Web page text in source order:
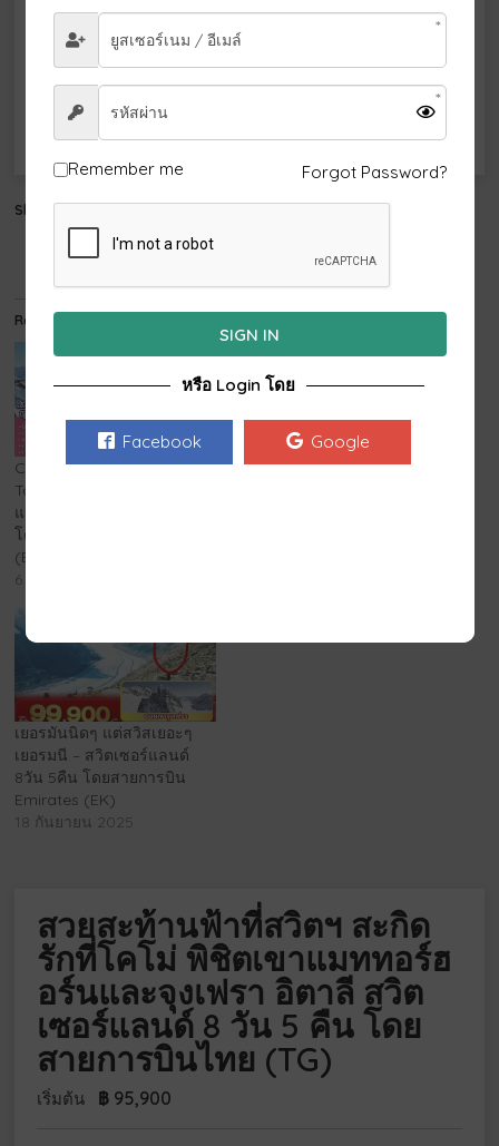
21 22 23 24
28
Share this:
Email
Related
Crushing on the Eiffel
Tower อิตาลี – สวิตเซอร์
แลนด์ – ฝรั่งเศส 10 วัน 7 คืน
โดยสายการบิน EMIRATES
(EK)
6 มิถุนายน 2025
อิตาลี สวิตเซอร์แลนด์ สวิสวิว
เยอรมันนิดๆ แต่สวิสเยอะๆ
เยอรมนี – สวิตเซอร์แลนด์
8วัน 5คืน โดยสายการบิน
Emirates (EK)
18 กันยายน 2025
สวยสะท้านฟ้าที่สวิตฯ สะกิด
รักที่โคโม่ พิชิตเขาแมททอร์ฮ
อร์นและจุงเฟรา อิตาลี สวิต
เซอร์แลนด์ 8 วัน 5 คืน โดย
สายการบินไทย (TG)
เริ่มต้น ฿ 95,900
Remember me Forgot Password?
SIGN IN
หรือ Login โดย
Facebook Google